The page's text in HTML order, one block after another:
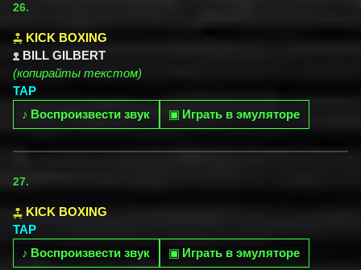
26.
KICK BOXING
BILL GILBERT
(копирайты текстом)
TAP
♪ Воспроизвести звук ▣ Играть в эмуляторе
27.
KICK BOXING
TAP
♪ Воспроизвести звук ▣ Играть в эмуляторе